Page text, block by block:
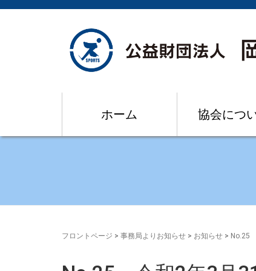
ホーム 協会につ
フロントページ > 事務局よりお知らせ > お知らせ > No.25